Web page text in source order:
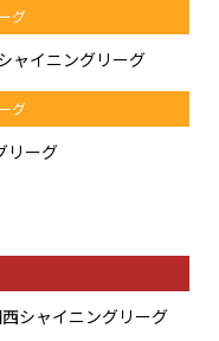
グ
ャイニングリーグ
グ
リーグ
シャイニングリーグ